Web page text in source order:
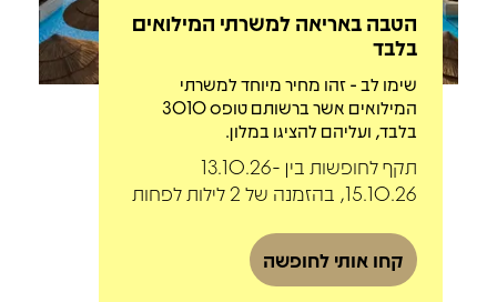
הטבה באריאה למשרתי המילואים
בלבד
שימו לב - זהו מחיר מיוחד למשרתי
המילואים אשר ברשותם טופס 3010
בלבד, ועליהם להציגו במלון.
תקף לחופשות בין 13.10.26-
15.10.26, בהזמנה של 2 לילות לפחות
קחו אותי לחופשה